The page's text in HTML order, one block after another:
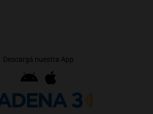
Descargá nuestra App